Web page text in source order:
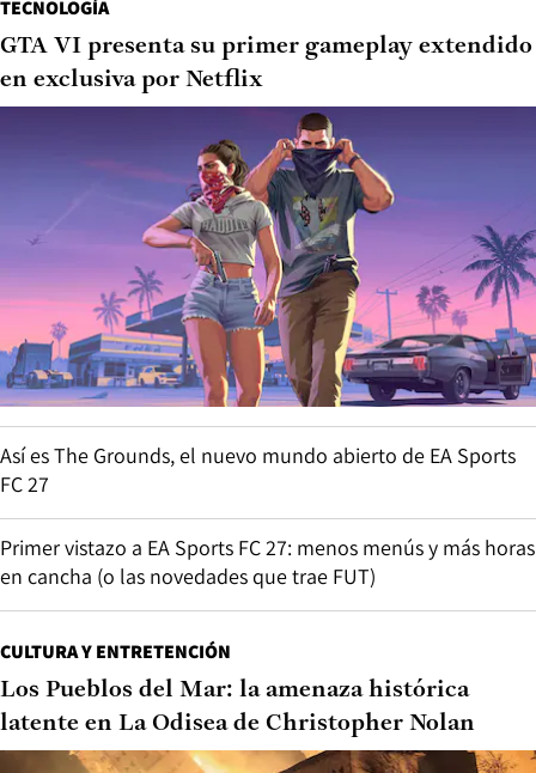
TECNOLOGÍA
GTA VI presenta su primer gameplay extendido
en exclusiva por Netflix
Así es The Grounds, el nuevo mundo abierto de EA Sports
FC 27
Primer vistazo a EA Sports FC 27: menos menús y más horas
en cancha (o las novedades que trae FUT)
CULTURA Y ENTRETENCIÓN
Los Pueblos del Mar: la amenaza histórica
latente en La Odisea de Christopher Nolan